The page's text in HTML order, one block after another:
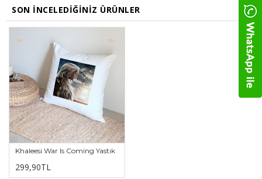
SON İNCELEDIĞINIZ ÜRÜNLER
Khaleesi War Is Coming Yastık
299,90TL